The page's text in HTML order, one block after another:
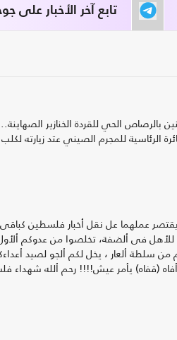
تابع آخر الأخبار على
الحي للقردة الخنازير
الرئاسية للمجرم الصيني عتد زيارته
يقتصر عملهما عل نقل أخبار فلسطين كباقى
فى ألضفة، تخلصوا من عدوكم
سلطة ألعار ، يخل لكم ألجو لصيد
(قفاه) يأمر عيش!!!! رحم ألله شهداء